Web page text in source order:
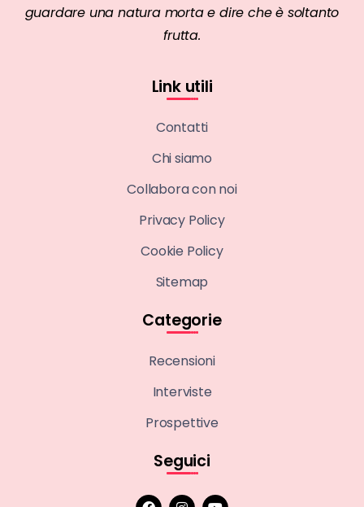
guardare una natura morta e dire che è soltanto
frutta.
Link utili
Contatti
Chi siamo
Collabora con noi
Privacy Policy
Cookie Policy
Sitemap
Categorie
Recensioni
Interviste
Prospettive
Seguici